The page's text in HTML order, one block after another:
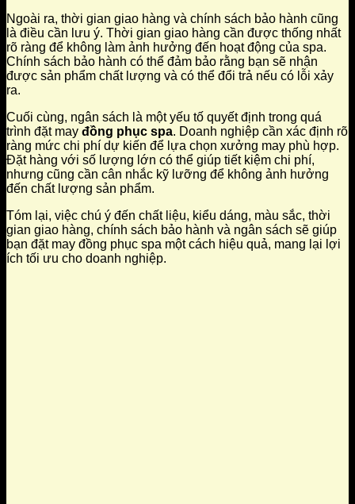
Ngoài ra, thời gian giao hàng và chính sách bảo hành cũng
là điều cần lưu ý. Thời gian giao hàng cần được thống nhất
rõ ràng để không làm ảnh hưởng đến hoạt động của spa.
Chính sách bảo hành có thể đảm bảo rằng bạn sẽ nhận
được sản phẩm chất lượng và có thể đổi trả nếu có lỗi xảy
ra.
Cuối cùng, ngân sách là một yếu tố quyết định trong quá
trình đặt may đồng phục spa. Doanh nghiệp cần xác định rõ
ràng mức chi phí dự kiến để lựa chọn xưởng may phù hợp.
Đặt hàng với số lượng lớn có thể giúp tiết kiệm chi phí,
nhưng cũng cần cân nhắc kỹ lưỡng để không ảnh hưởng
đến chất lượng sản phẩm.
Tóm lại, việc chú ý đến chất liệu, kiểu dáng, màu sắc, thời
gian giao hàng, chính sách bảo hành và ngân sách sẽ giúp
bạn đặt may đồng phục spa một cách hiệu quả, mang lại lợi
ích tối ưu cho doanh nghiệp.